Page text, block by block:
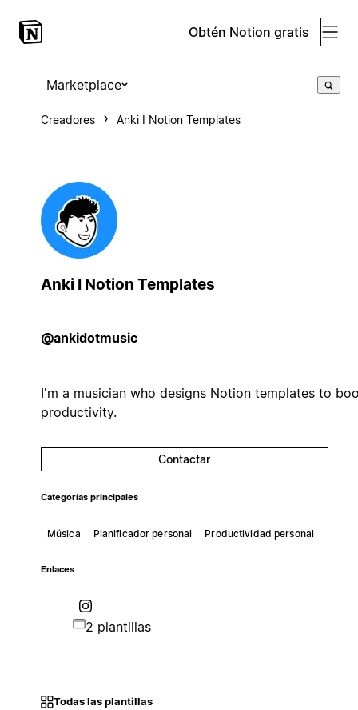
Obtén Notion gratis
Marketplace
Creadores Anki I Notion Templates
Anki I Notion Templates
@ankidotmusic
I'm a musician who designs Notion templates to
productivity.
Contactar
Categorías principales
Música Planificador personal Productividad personal
Enlaces
2 plantillas
Todas las plantillas